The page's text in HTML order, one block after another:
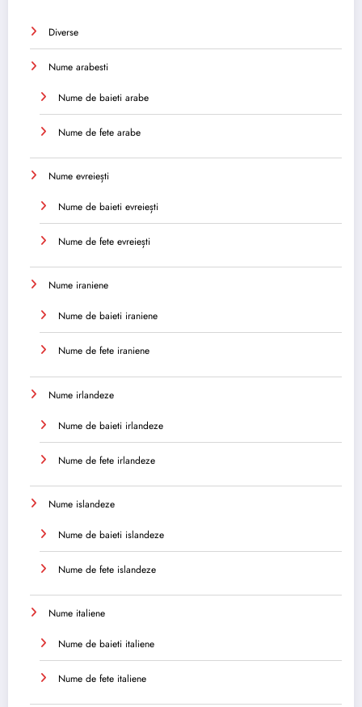
Diverse
Nume arabesti
Nume de baieti arabe
Nume de fete arabe
Nume evreiești
Nume de baieti evreiești
Nume de fete evreiești
Nume iraniene
Nume de baieti iraniene
Nume de fete iraniene
Nume irlandeze
Nume de baieti irlandeze
Nume de fete irlandeze
Nume islandeze
Nume de baieti islandeze
Nume de fete islandeze
Nume italiene
Nume de baieti italiene
Nume de fete italiene